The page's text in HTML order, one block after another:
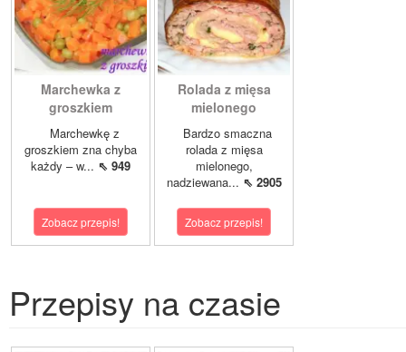
Marchewka z
groszkiem
Marchewkę z
groszkiem zna chyba
każdy – w... ⇖ 949
Zobacz przepis!
Rolada z mięsa
mielonego
Bardzo smaczna
rolada z mięsa
mielonego,
nadziewana... ⇖ 2905
Zobacz przepis!
Przepisy na czasie